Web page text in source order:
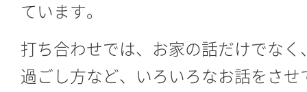
ています。
打ち合わせでは、お家の話だけでなく
過ごし方など、いろいろなお話をさせ